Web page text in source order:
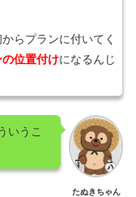
らプランに付いてく
位置付けになるんじ
たぬきちゃん
いうこ